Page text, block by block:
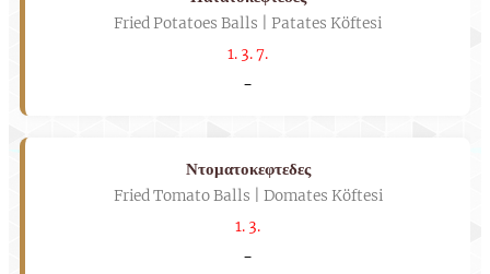
Fried Potatoes Balls | Patates Köftesi
1. 3. 7.
-
Ντοματοκεφτεδες
Fried Tomato Balls | Domates Köftesi
1. 3.
-